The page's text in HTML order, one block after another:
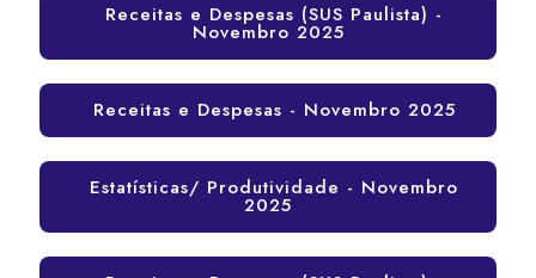
Receitas e Despesas (SUS Paulista) -
Novembro 2025
Receitas e Despesas - Novembro 2025
Estatísticas/ Produtividade - Novembro
2025